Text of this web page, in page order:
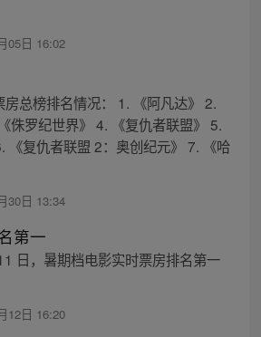
05日 16:02
房总榜排名情况： 1. 《阿凡达》 2.
侏罗纪世界》 4. 《复仇者联盟》 5.
《复仇者联盟 2：奥创纪元》 7. 《哈
30日 13:34
第一
日，暑期档电影实时票房排名第一
12日 16:20